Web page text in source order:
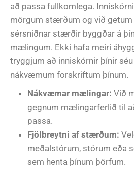
að passa fullkomlega.
mörgum stærðum og við getum
sérsniðnar stærðir byggðar á
mælingum. Ekki hafa meiri
tryggjum að inniskórnir þínir
nákvæmum forskriftum þínum.
Nákvæmar mælingar: Við
gegnum mælingarferlið til
passa.
Fjölbreytni af stærðum:
meðalstórum, stórum eða
sem henta þínum þörfum.